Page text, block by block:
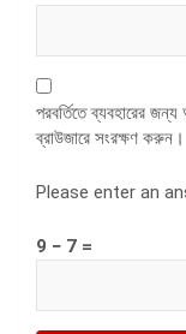
পরবর্তিতে ব্যবহারের
ব্রাউজারে সংরক্ষণ করুন।
Please enter an
9 − 7 =